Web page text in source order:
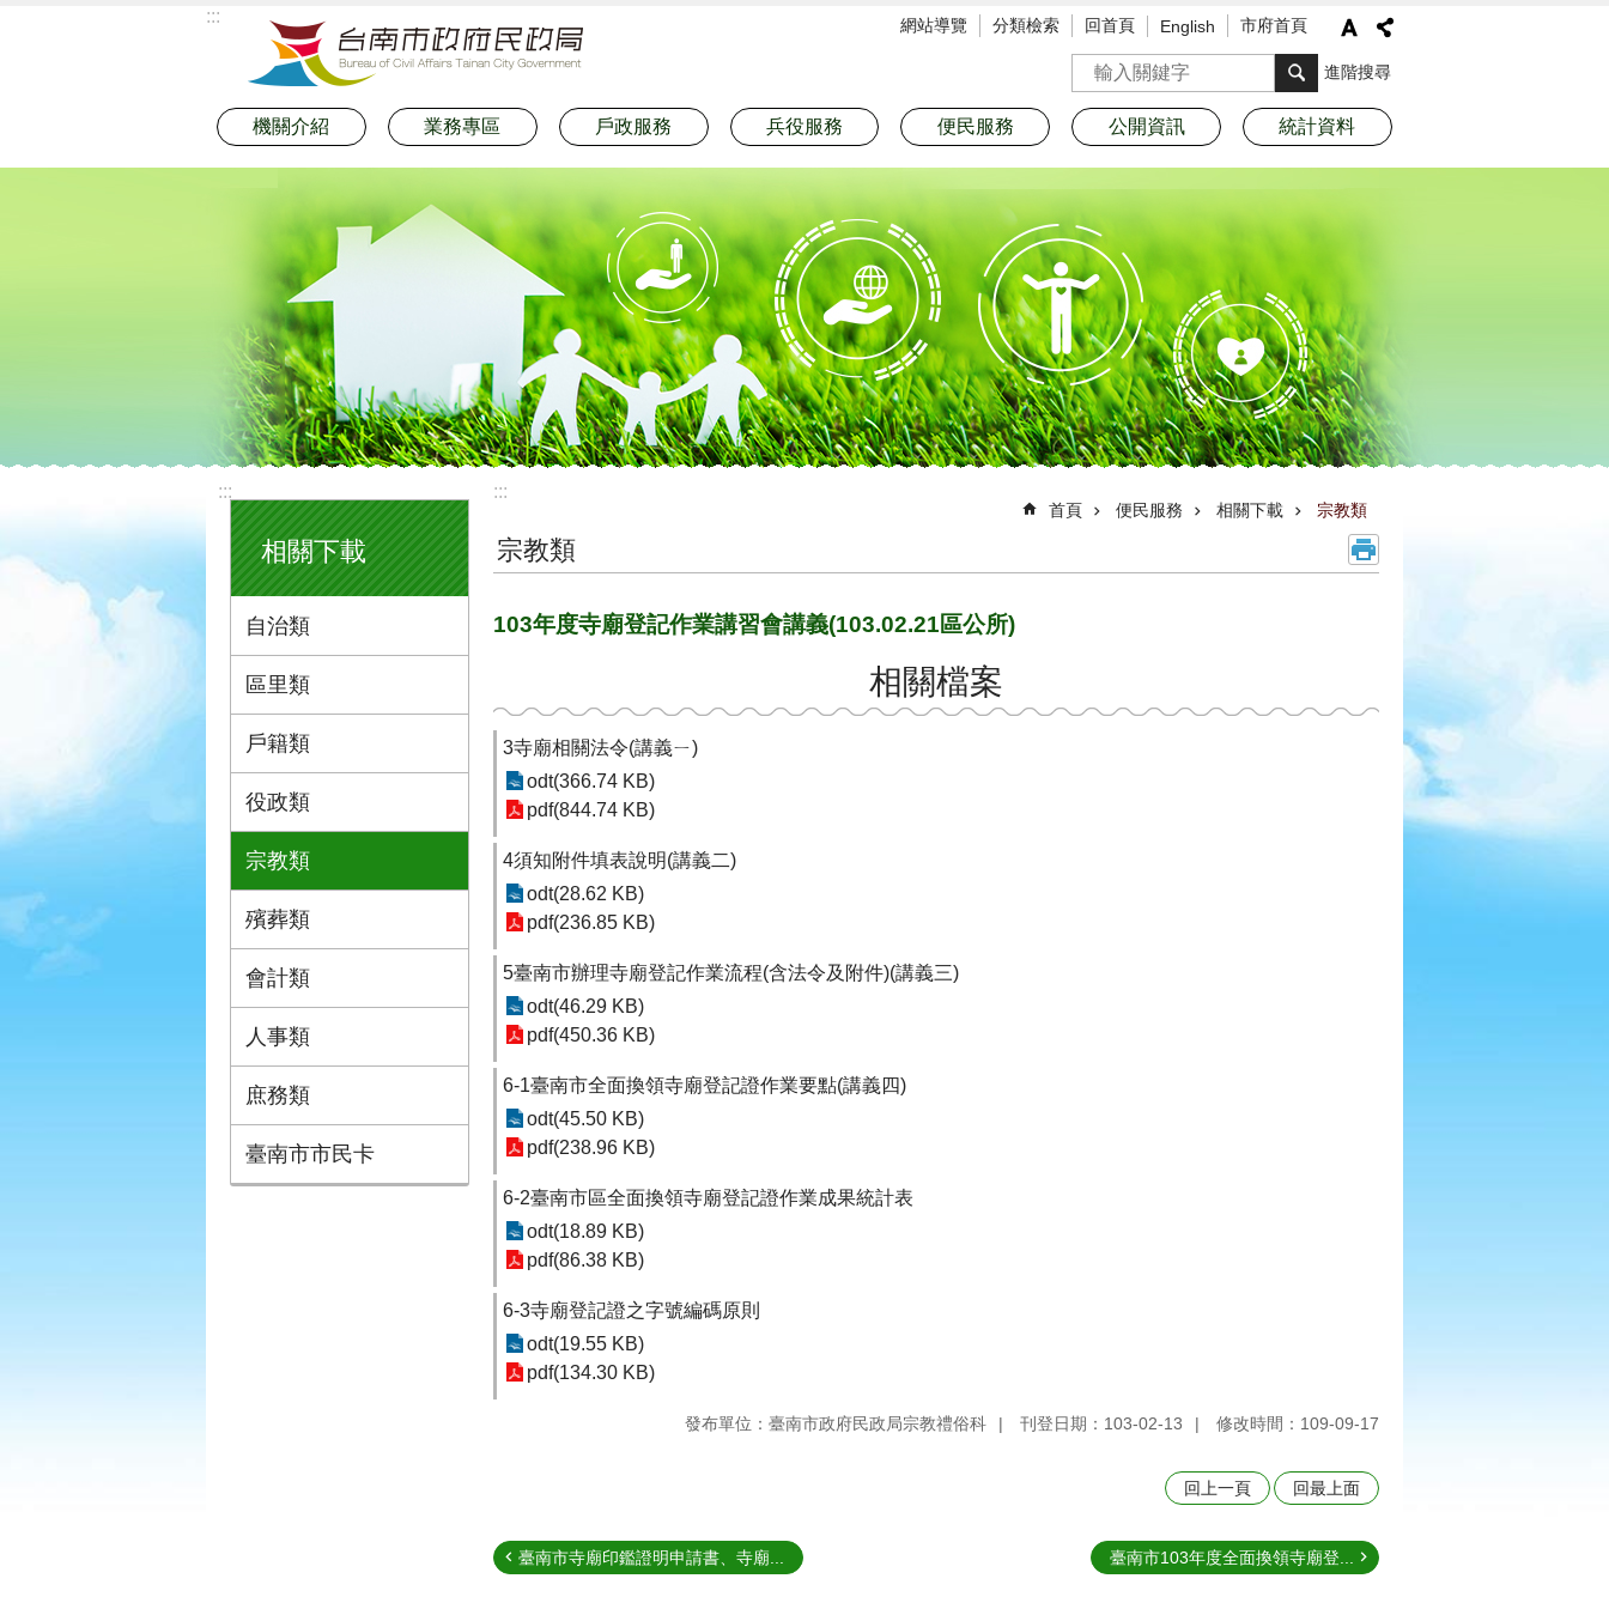
::: 網站導覽 分類檢索 回首頁 English 市府首頁
搜尋 進階搜尋
機關介紹 業務專區 戶政服務 兵役服務 便民服務 公開資訊 統計資料
:::
相關下載
自治類
區里類
戶籍類
役政類
宗教類
殯葬類
會計類
人事類
庶務類
臺南市市民卡
:::
首頁 便民服務 相關下載 宗教類
宗教類
103年度寺廟登記作業講習會講義(103.02.21區公所)
相關檔案
3寺廟相關法令(講義ㄧ)
odt(366.74 KB)
pdf(844.74 KB)
4須知附件填表說明(講義二)
odt(28.62 KB)
pdf(236.85 KB)
5臺南市辦理寺廟登記作業流程(含法令及附件)(講義三)
odt(46.29 KB)
pdf(450.36 KB)
6-1臺南市全面換領寺廟登記證作業要點(講義四)
odt(45.50 KB)
pdf(238.96 KB)
6-2臺南市區全面換領寺廟登記證作業成果統計表
odt(18.89 KB)
pdf(86.38 KB)
6-3寺廟登記證之字號編碼原則
odt(19.55 KB)
pdf(134.30 KB)
發布單位：臺南市政府民政局宗教禮俗科 刊登日期：103-02-13 修改時間：109-09-17
回上一頁 回最上面
臺南市寺廟印鑑證明申請書、寺廟... 臺南市103年度全面換領寺廟登...